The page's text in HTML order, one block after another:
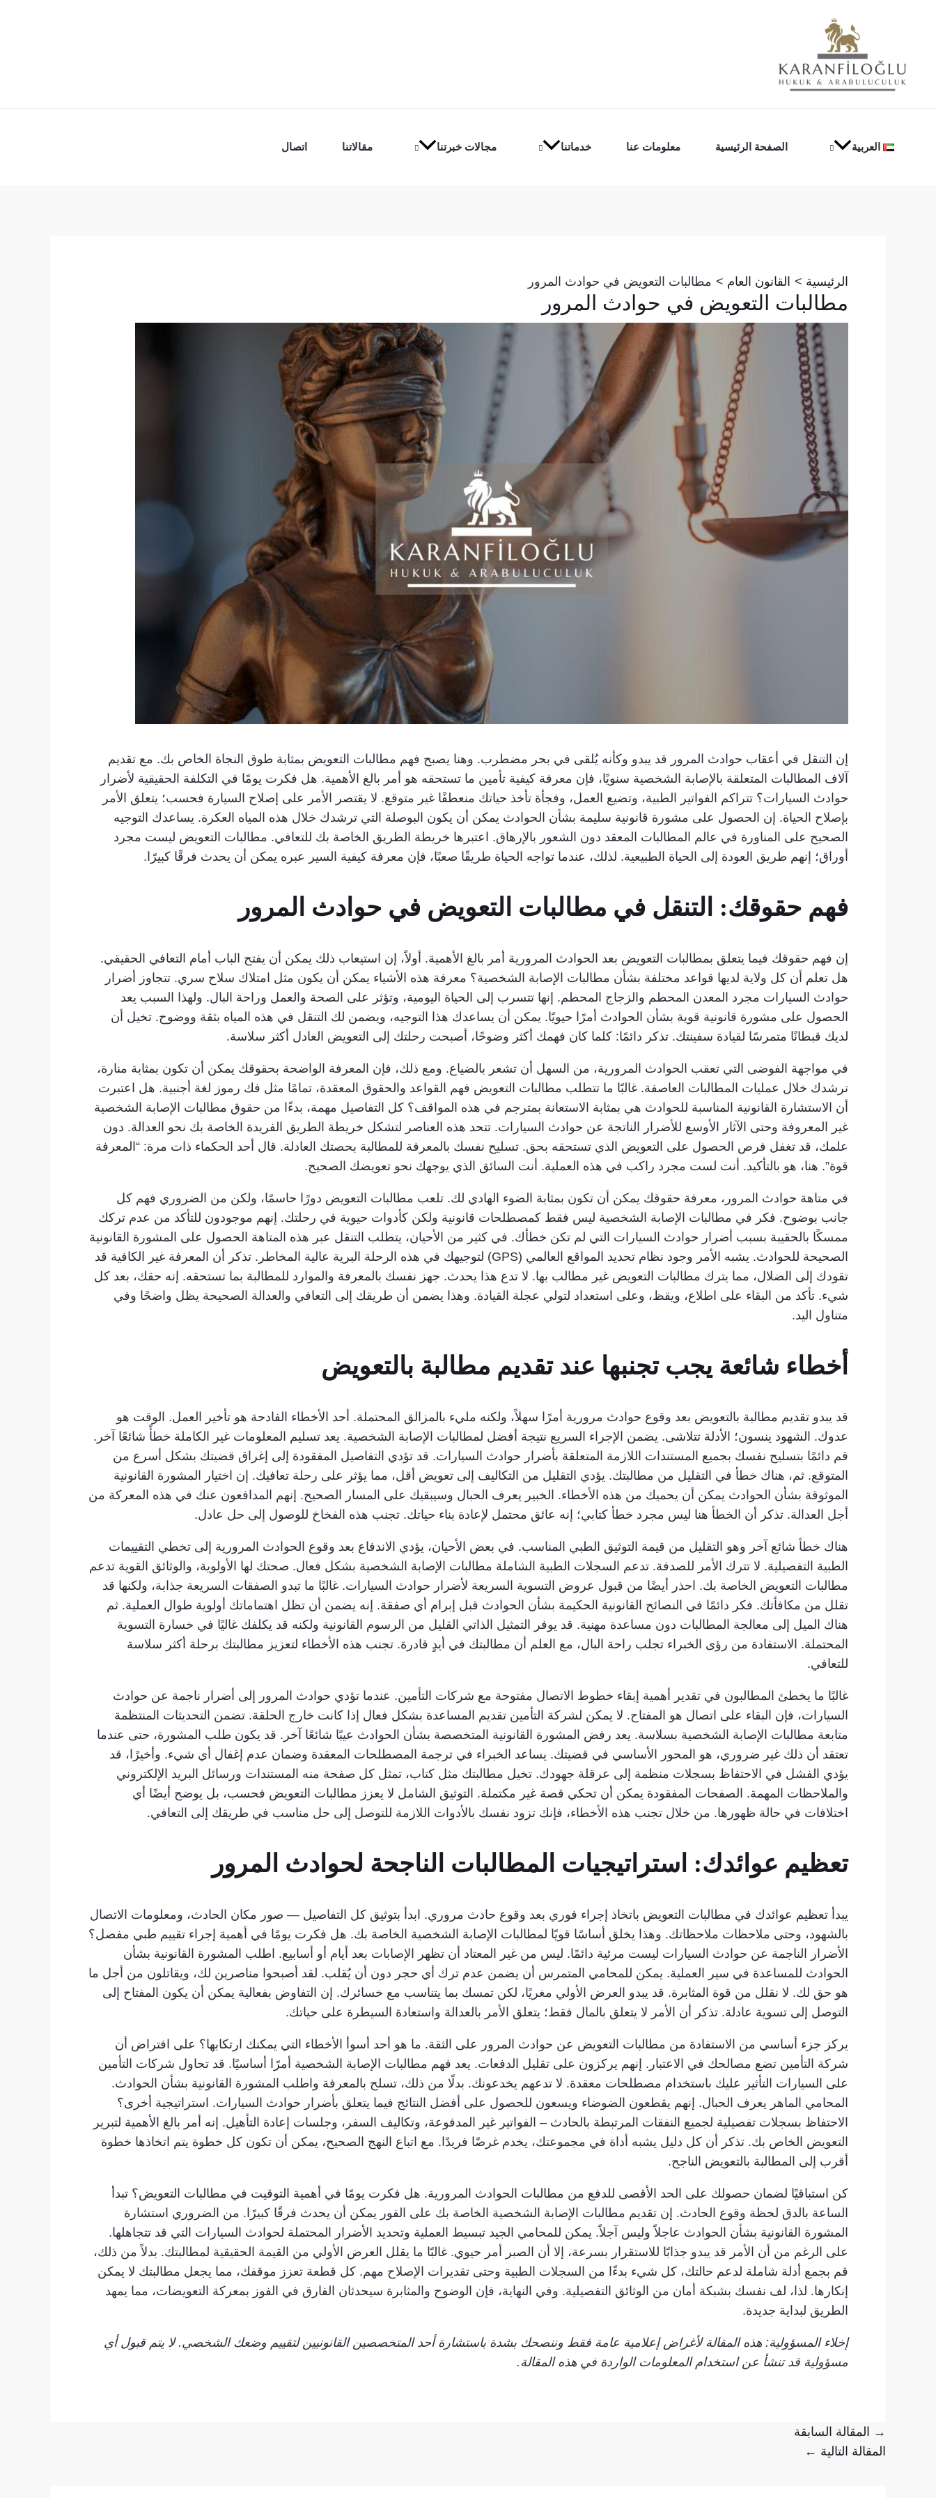
العربية الصفحة الرئيسية معلومات عنا خدماتنا مجالات خبرتنا مقالاتنا اتصال
الرئيسية القانون العام مطالبات التعويض في حوادث المرور
مطالبات التعويض في حوادث المرور
إن التنقل في أعقاب حوادث المرور قد يبدو وكأنه يُلقى في بحر مضطرب. وهنا يصبح فهم مطالبات التعويض بمثابة طوق النجاة الخاص بك. مع تقديم
آلاف المطالبات المتعلقة بالإصابة الشخصية سنويًا، فإن معرفة كيفية تأمين ما تستحقه هو أمر بالغ الأهمية. هل فكرت يومًا في التكلفة الحقيقية لأضرار
حوادث السيارات؟ تتراكم الفواتير الطبية، وتضيع العمل، وفجأة تأخذ حياتك منعطفًا غير متوقع. لا يقتصر الأمر على إصلاح السيارة فحسب؛ يتعلق الأمر
بإصلاح الحياة. إن الحصول على مشورة قانونية سليمة بشأن الحوادث يمكن أن يكون البوصلة التي ترشدك خلال هذه المياه العكرة. يساعدك التوجيه
الصحيح على المناورة في عالم المطالبات المعقد دون الشعور بالإرهاق. اعتبرها خريطة الطريق الخاصة بك للتعافي. مطالبات التعويض ليست مجرد
أوراق؛ إنهم طريق العودة إلى الحياة الطبيعية. لذلك، عندما تواجه الحياة طريقًا صعبًا، فإن معرفة كيفية السير عبره يمكن أن يحدث فرقًا كبيرًا.
فهم حقوقك: التنقل في مطالبات التعويض في حوادث المرور
إن فهم حقوقك فيما يتعلق بمطالبات التعويض بعد الحوادث المرورية أمر بالغ الأهمية. أولاً، إن استيعاب ذلك يمكن أن يفتح الباب أمام التعافي الحقيقي.
هل تعلم أن كل ولاية لديها قواعد مختلفة بشأن مطالبات الإصابة الشخصية؟ معرفة هذه الأشياء يمكن أن يكون مثل امتلاك سلاح سري. تتجاوز أضرار
حوادث السيارات مجرد المعدن المحطم والزجاج المحطم. إنها تتسرب إلى الحياة اليومية، وتؤثر على الصحة والعمل وراحة البال. ولهذا السبب يعد
الحصول على مشورة قانونية قوية بشأن الحوادث أمرًا حيويًا. يمكن أن يساعدك هذا التوجيه، ويضمن لك التنقل في هذه المياه بثقة ووضوح. تخيل أن
لديك قبطانًا متمرسًا لقيادة سفينتك. تذكر دائمًا: كلما كان فهمك أكثر وضوحًا، أصبحت رحلتك إلى التعويض العادل أكثر سلاسة.
في مواجهة الفوضى التي تعقب الحوادث المرورية، من السهل أن تشعر بالضياع. ومع ذلك، فإن المعرفة الواضحة بحقوقك يمكن أن تكون بمثابة منارة،
ترشدك خلال عمليات المطالبات العاصفة. غالبًا ما تتطلب مطالبات التعويض فهم القواعد والحقوق المعقدة، تمامًا مثل فك رموز لغة أجنبية. هل اعتبرت
أن الاستشارة القانونية المناسبة للحوادث هي بمثابة الاستعانة بمترجم في هذه المواقف؟ كل التفاصيل مهمة، بدءًا من حقوق مطالبات الإصابة الشخصية
غير المعروفة وحتى الآثار الأوسع للأضرار الناتجة عن حوادث السيارات. تتحد هذه العناصر لتشكل خريطة الطريق الفريدة الخاصة بك نحو العدالة. دون
علمك، قد تغفل فرص الحصول على التعويض الذي تستحقه بحق. تسليح نفسك بالمعرفة للمطالبة بحصتك العادلة. قال أحد الحكماء ذات مرة: “المعرفة
قوة”. هنا، هو بالتأكيد. أنت لست مجرد راكب في هذه العملية. أنت السائق الذي يوجهك نحو تعويضك الصحيح.
في متاهة حوادث المرور، معرفة حقوقك يمكن أن تكون بمثابة الضوء الهادي لك. تلعب مطالبات التعويض دورًا حاسمًا، ولكن من الضروري فهم كل
جانب بوضوح. فكر في مطالبات الإصابة الشخصية ليس فقط كمصطلحات قانونية ولكن كأدوات حيوية في رحلتك. إنهم موجودون للتأكد من عدم تركك
ممسكًا بالحقيبة بسبب أضرار حوادث السيارات التي لم تكن خطأك. في كثير من الأحيان، يتطلب التنقل عبر هذه المتاهة الحصول على المشورة القانونية
الصحيحة للحوادث. يشبه الأمر وجود نظام تحديد المواقع العالمي (GPS) لتوجيهك في هذه الرحلة البرية عالية المخاطر. تذكر أن المعرفة غير الكافية قد
تقودك إلى الضلال، مما يترك مطالبات التعويض غير مطالب بها. لا تدع هذا يحدث. جهز نفسك بالمعرفة والموارد للمطالبة بما تستحقه. إنه حقك، بعد كل
شيء. تأكد من البقاء على اطلاع، ويقظ، وعلى استعداد لتولي عجلة القيادة. وهذا يضمن أن طريقك إلى التعافي والعدالة الصحيحة يظل واضحًا وفي
متناول اليد.
أخطاء شائعة يجب تجنبها عند تقديم مطالبة بالتعويض
قد يبدو تقديم مطالبة بالتعويض بعد وقوع حوادث مرورية أمرًا سهلاً، ولكنه مليء بالمزالق المحتملة. أحد الأخطاء الفادحة هو تأخير العمل. الوقت هو
عدوك. الشهود ينسون؛ الأدلة تتلاشى. يضمن الإجراء السريع نتيجة أفضل لمطالبات الإصابة الشخصية. يعد تسليم المعلومات غير الكاملة خطأً شائعًا آخر.
قم دائمًا بتسليح نفسك بجميع المستندات اللازمة المتعلقة بأضرار حوادث السيارات. قد تؤدي التفاصيل المفقودة إلى إغراق قضيتك بشكل أسرع من
المتوقع. ثم، هناك خطأ في التقليل من مطالبتك. يؤدي التقليل من التكاليف إلى تعويض أقل، مما يؤثر على رحلة تعافيك. إن اختيار المشورة القانونية
الموثوقة بشأن الحوادث يمكن أن يحميك من هذه الأخطاء. الخبير يعرف الحبال وسيبقيك على المسار الصحيح. إنهم المدافعون عنك في هذه المعركة من
أجل العدالة. تذكر أن الخطأ هنا ليس مجرد خطأ كتابي؛ إنه عائق محتمل لإعادة بناء حياتك. تجنب هذه الفخاخ للوصول إلى حل عادل.
هناك خطأ شائع آخر وهو التقليل من قيمة التوثيق الطبي المناسب. في بعض الأحيان، يؤدي الاندفاع بعد وقوع الحوادث المرورية إلى تخطي التقييمات
الطبية التفصيلية. لا تترك الأمر للصدفة. تدعم السجلات الطبية الشاملة مطالبات الإصابة الشخصية بشكل فعال. صحتك لها الأولوية، والوثائق القوية تدعم
مطالبات التعويض الخاصة بك. احذر أيضًا من قبول عروض التسوية السريعة لأضرار حوادث السيارات. غالبًا ما تبدو الصفقات السريعة جذابة، ولكنها قد
تقلل من مكافأتك. فكر دائمًا في النصائح القانونية الحكيمة بشأن الحوادث قبل إبرام أي صفقة. إنه يضمن أن تظل اهتماماتك أولوية طوال العملية. ثم
هناك الميل إلى معالجة المطالبات دون مساعدة مهنية. قد يوفر التمثيل الذاتي القليل من الرسوم القانونية ولكنه قد يكلفك غاليًا في خسارة التسوية
المحتملة. الاستفادة من رؤى الخبراء تجلب راحة البال، مع العلم أن مطالبتك في أيدٍ قادرة. تجنب هذه الأخطاء لتعزيز مطالبتك برحلة أكثر سلاسة
للتعافي.
غالبًا ما يخطئ المطالبون في تقدير أهمية إبقاء خطوط الاتصال مفتوحة مع شركات التأمين. عندما تؤدي حوادث المرور إلى أضرار ناجمة عن حوادث
السيارات، فإن البقاء على اتصال هو المفتاح. لا يمكن لشركة التأمين تقديم المساعدة بشكل فعال إذا كانت خارج الحلقة. تضمن التحديثات المنتظمة
متابعة مطالبات الإصابة الشخصية بسلاسة. يعد رفض المشورة القانونية المتخصصة بشأن الحوادث عيبًا شائعًا آخر. قد يكون طلب المشورة، حتى عندما
تعتقد أن ذلك غير ضروري، هو المحور الأساسي في قضيتك. يساعد الخبراء في ترجمة المصطلحات المعقدة وضمان عدم إغفال أي شيء. وأخيرًا، قد
يؤدي الفشل في الاحتفاظ بسجلات منظمة إلى عرقلة جهودك. تخيل مطالبتك مثل كتاب، تمثل كل صفحة منه المستندات ورسائل البريد الإلكتروني
والملاحظات المهمة. الصفحات المفقودة يمكن أن تحكي قصة غير مكتملة. التوثيق الشامل لا يعزز مطالبات التعويض فحسب، بل يوضح أيضًا أي
اختلافات في حالة ظهورها. من خلال تجنب هذه الأخطاء، فإنك تزود نفسك بالأدوات اللازمة للتوصل إلى حل مناسب في طريقك إلى التعافي.
تعظيم عوائدك: استراتيجيات المطالبات الناجحة لحوادث المرور
يبدأ تعظيم عوائدك في مطالبات التعويض باتخاذ إجراء فوري بعد وقوع حادث مروري. ابدأ بتوثيق كل التفاصيل — صور مكان الحادث، ومعلومات الاتصال
بالشهود، وحتى ملاحظات ملاحظاتك. وهذا يخلق أساسًا قويًا لمطالبات الإصابة الشخصية الخاصة بك. هل فكرت يومًا في أهمية إجراء تقييم طبي مفصل؟
الأضرار الناجمة عن حوادث السيارات ليست مرئية دائمًا. ليس من غير المعتاد أن تظهر الإصابات بعد أيام أو أسابيع. اطلب المشورة القانونية بشأن
الحوادث للمساعدة في سير العملية. يمكن للمحامي المتمرس أن يضمن عدم ترك أي حجر دون أن يُقلب. لقد أصبحوا مناصرين لك، ويقاتلون من أجل ما
هو حق لك. لا نقلل من قوة المثابرة. قد يبدو العرض الأولي مغريًا، لكن تمسك بما يتناسب مع خسائرك. إن التفاوض بفعالية يمكن أن يكون المفتاح إلى
التوصل إلى تسوية عادلة. تذكر أن الأمر لا يتعلق بالمال فقط؛ يتعلق الأمر بالعدالة واستعادة السيطرة على حياتك.
يركز جزء أساسي من الاستفادة من مطالبات التعويض عن حوادث المرور على الثقة. ما هو أحد أسوأ الأخطاء التي يمكنك ارتكابها؟ على افتراض أن
شركة التأمين تضع مصالحك في الاعتبار. إنهم يركزون على تقليل الدفعات. يعد فهم مطالبات الإصابة الشخصية أمرًا أساسيًا. قد تحاول شركات التأمين
على السيارات التأثير عليك باستخدام مصطلحات معقدة. لا تدعهم يخدعونك. بدلًا من ذلك، تسلح بالمعرفة واطلب المشورة القانونية بشأن الحوادث.
المحامي الماهر يعرف الحبال. إنهم يقطعون الضوضاء ويسعون للحصول على أفضل النتائج فيما يتعلق بأضرار حوادث السيارات. استراتيجية أخرى؟
الاحتفاظ بسجلات تفصيلية لجميع النفقات المرتبطة بالحادث – الفواتير غير المدفوعة، وتكاليف السفر، وجلسات إعادة التأهيل. إنه أمر بالغ الأهمية لتبرير
التعويض الخاص بك. تذكر أن كل دليل يشبه أداة في مجموعتك، يخدم غرضًا فريدًا. مع اتباع النهج الصحيح، يمكن أن تكون كل خطوة يتم اتخاذها خطوة
أقرب إلى المطالبة بالتعويض الناجح.
كن استباقيًا لضمان حصولك على الحد الأقصى للدفع من مطالبات الحوادث المرورية. هل فكرت يومًا في أهمية التوقيت في مطالبات التعويض؟ تبدأ
الساعة بالدق لحظة وقوع الحادث. إن تقديم مطالبات الإصابة الشخصية الخاصة بك على الفور يمكن أن يحدث فرقًا كبيرًا. من الضروري استشارة
المشورة القانونية بشأن الحوادث عاجلاً وليس آجلاً. يمكن للمحامي الجيد تبسيط العملية وتحديد الأضرار المحتملة لحوادث السيارات التي قد تتجاهلها.
على الرغم من أن الأمر قد يبدو جذابًا للاستقرار بسرعة، إلا أن الصبر أمر حيوي. غالبًا ما يقلل العرض الأولي من القيمة الحقيقية لمطالبتك. بدلاً من ذلك،
قم بجمع أدلة شاملة لدعم حالتك، كل شيء بدءًا من السجلات الطبية وحتى تقديرات الإصلاح مهم. كل قطعة تعزز موقفك، مما يجعل مطالبتك لا يمكن
إنكارها. لذا، لف نفسك بشبكة أمان من الوثائق التفصيلية. وفي النهاية، فإن الوضوح والمثابرة سيحدثان الفارق في الفوز بمعركة التعويضات، مما يمهد
الطريق لبداية جديدة.
إخلاء المسؤولية: هذه المقالة لأغراض إعلامية عامة فقط وننصحك بشدة باستشارة أحد المتخصصين القانونيين لتقييم وضعك الشخصي. لا يتم قبول أي
مسؤولية قد تنشأ عن استخدام المعلومات الواردة في هذه المقالة.
→
المقالة السابقة
المقالة التالية ←